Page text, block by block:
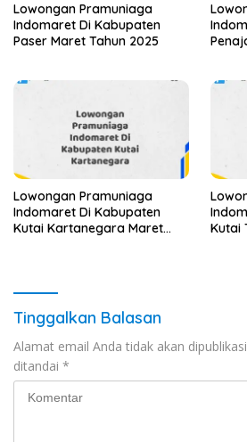
Lowongan Pramuniaga
Indomaret Di Kabupaten
Paser Maret Tahun 2025
Lowongan Pramuniaga
Indomaret Di Kabupaten
Kutai Kartanegara Maret
Kutai
Tinggalkan Balasan
Alamat email Anda tidak akan
ditandai *